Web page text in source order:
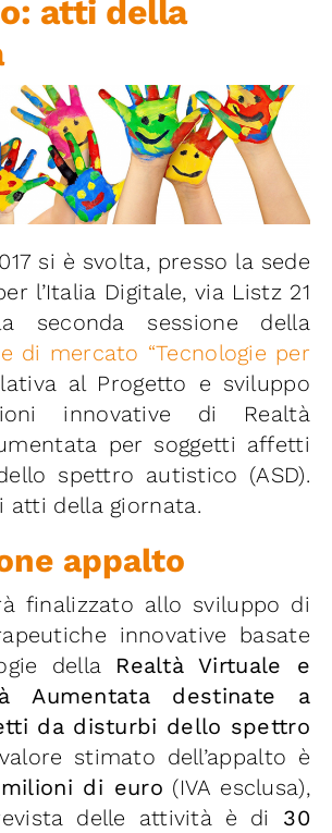
atti della
si è svolta, presso la sede
l’Italia Digitale, via Listz 21
seconda sessione della
di mercato “Tecnologie per
al Progetto e sviluppo
innovative di Realtà
per soggetti affetti
spettro autistico (ASD).
atti della giornata.
appalto
finalizzato allo sviluppo di
innovative basate
della Realtà Virtuale e
Aumentata destinate a
da disturbi dello spettro
stimato dell’appalto è
di euro (IVA esclusa),
delle attività è di
30